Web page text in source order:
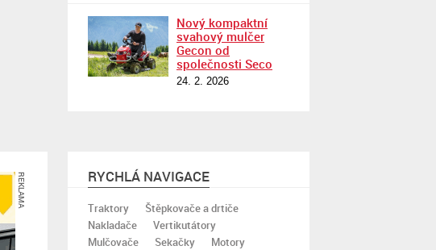
Nový kompaktní
svahový mulčer
Gecon od
společnosti Seco
24. 2. 2026
REKLAMA RYCHLÁ NAVIGACE
Traktory
Štěpkovače a drtiče
Nakladače
Vertikutátory
Mulčovače
Sekačky Motory